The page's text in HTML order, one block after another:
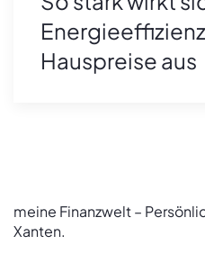
Hauspreise aus
meine Finanzwelt –
Xanten.